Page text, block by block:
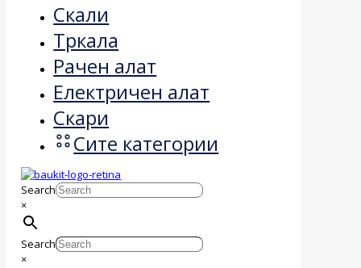
Скали
Тркала
Рачен алат
Електричен алат
Скари
Сите категории
Search
×
Search
×